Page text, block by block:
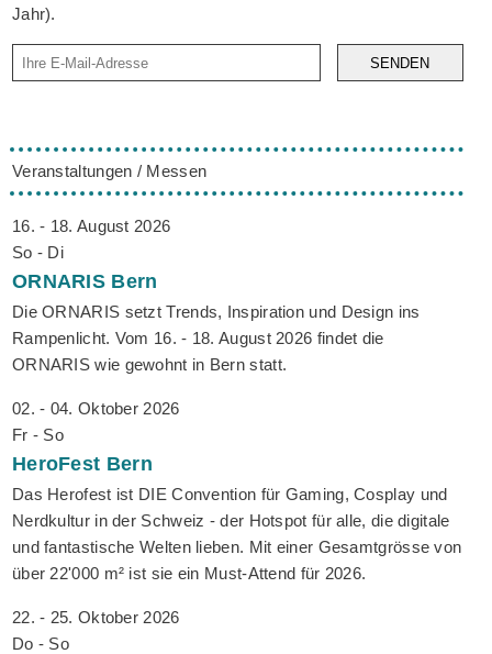
Jahr).
SENDEN
Veranstaltungen / Messen
16. - 18. August 2026
So - Di
ORNARIS Bern
Die ORNARIS setzt Trends, Inspiration und Design ins
Rampenlicht. Vom 16. - 18. August 2026 findet die
ORNARIS wie gewohnt in Bern statt.
02. - 04. Oktober 2026
Fr - So
HeroFest Bern
Das Herofest ist DIE Convention für Gaming, Cosplay und
Nerdkultur in der Schweiz - der Hotspot für alle, die digitale
und fantastische Welten lieben. Mit einer Gesamtgrösse von
über 22'000 m² ist sie ein Must-Attend für 2026.
22. - 25. Oktober 2026
Do - So